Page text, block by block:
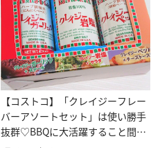
【コストコ】「クレイジーフレー
バーアソートセット」は使い勝手
抜群♡BBQに大活躍すること間違